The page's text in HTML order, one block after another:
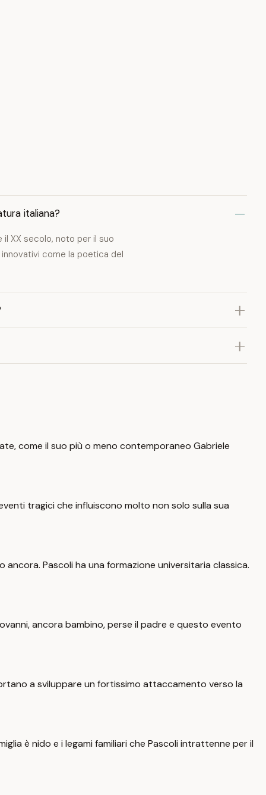
italiana?
il XX secolo, noto per il suo
come la poetica del
come il suo più o meno contemporaneo Gabriele
tragici che influiscono molto non solo sulla sua
Pascoli ha una formazione universitaria classica.
ancora bambino, perse il padre e questo evento
a sviluppare un fortissimo attaccamento verso la
è nido e i legami familiari che Pascoli intrattenne per il